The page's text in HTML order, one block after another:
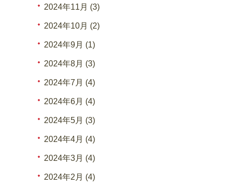
2024年11月 (3)
2024年10月 (2)
2024年9月 (1)
2024年8月 (3)
2024年7月 (4)
2024年6月 (4)
2024年5月 (3)
2024年4月 (4)
2024年3月 (4)
2024年2月 (4)